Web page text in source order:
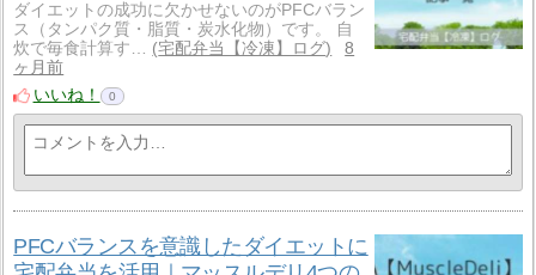
ダイエットの成功に欠かせないのがPFCバラン
ス（タンパク質・脂質・炭水化物）です。 自
炊で毎食計算す…
宅配弁当【冷凍】ログ
8
ヶ月前
いいね！
0
PFCバランスを意識したダイエットに